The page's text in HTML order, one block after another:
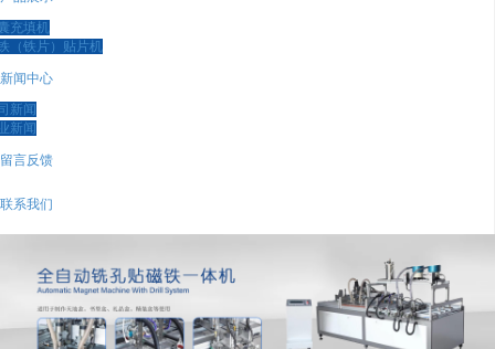
充填机
（铁片）贴片机
新闻中心
新闻
新闻
留言反馈
联系我们